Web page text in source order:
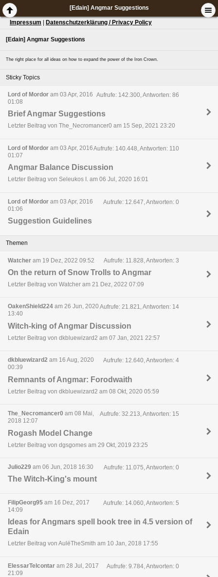
[Edain] Angmar Suggestions
Impressum Datenschutzerklärung / Privacy Policy
[Edain] Angmar Suggestions
The right place for all ideas on how to expand the power of the Iron Crown.
Sticky Topics
Lord of Mordor am 03 Apr, 2016
01:08
Aufrufe: 142.300, Antworten: 86
Brief Angmar Suggestions
Letzter Beitrag von The_Necromancer0 am 15 Sep, 2021 23:20
Lord of Mordor am 03 Apr, 2016
01:07
Aufrufe: 140.448, Antworten: 110
Angmar Balance Discussion
Letzter Beitrag von Seleukos I. am 06 Jul, 2020 16:01
Lord of Mordor am 03 Apr, 2016
01:06
Aufrufe: 12.647, Antworten: 0
Suggestion Guidelines
Themen
Watcher am 19 Dez, 2022 09:52 Aufrufe: 11.828, Antworten: 3
On the return of Snow Trolls to Angmar
Letzter Beitrag von Watcher am 21 Dez, 2022 07:09
OakenShield224 am 26 Jun, 2020
13:40
Aufrufe: 21.821, Antworten: 14
Witch-king of Angmar Discussion
Letzter Beitrag von dkbluewizard2 am 07 Jan, 2021 22:57
dkbluewizard2 am 16 Aug, 2020
00:39
Aufrufe: 12.640, Antworten: 4
Remnants of Angmar: Forodwaith
Letzter Beitrag von dkbluewizard2 am 08 Okt, 2020 05:59
The_Necromancer0 am 08 Mai,
2018 12:07
Aufrufe: 32.213, Antworten: 15
Rogash Model Change
Letzter Beitrag von dgsgomes am 29 Okt, 2019 23:25
Julio229 am 06 Jun, 2018 16:30 Aufrufe: 11.075, Antworten: 0
The Witch-King's mount
FilipGeorg95 am 16 Dez, 2017
14:09
Aufrufe: 14.060, Antworten: 5
Ideas for Angmars spell book tree in 4.5 version of
Edain
Letzter Beitrag von AulëTheSmith am 10 Jan, 2018 17:55
ElessarTelcontar am 28 Jul, 2017
21:09
Aufrufe: 9.784, Antworten: 0